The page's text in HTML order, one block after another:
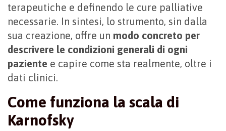
terapeutiche e definendo le cure palliative
necessarie. In sintesi, lo strumento, sin dalla
sua creazione, offre un modo concreto per
descrivere le condizioni generali di ogni
paziente e capire come sta realmente, oltre i
dati clinici.
Come funziona la scala di
Karnofsky